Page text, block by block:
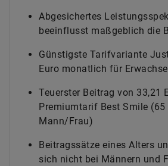
Abgesichertes
beeinflusst maßgeblich die
Günstigste Tarifvariante
Euro monatlich für
Teuerster Beitrag von 33,21
Premiumtarif Best Smile
Mann/Frau)
Beitragssätze eines Alters
sich nicht bei Männern und